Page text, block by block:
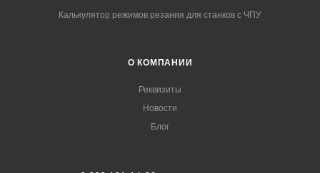
Калькулятор режимов резания для станков с ЧПУ
О КОМПАНИИ
Реквизиты
Новости
Блог